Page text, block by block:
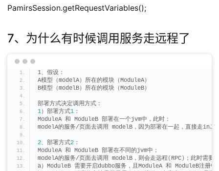
PamirsSession.getRequestVariables();
7、为什么有时候调用服务走远程了
1、假设：
A模型（modelA）所在的模块（ModuleA）
B模型（modelB）所在的模块（ModuleB）
部署方式决定调用方式：
1）部署方式1 ：
ModuleA 和 ModuleB 部署在一个jvm中，此时：
modelA的服务/页面去调用 modelB，因为部署在一起，直接走
2、部署方式2 ：
ModuleA 和 ModuleB 部署在不同的jvm中；
modelA的服务/页面去调用 modelB，则会走远程( RPC ) ；此时需要
a）ModuleB 需要开启dubbo服务，且ModuleA 和 ModuleB注册中